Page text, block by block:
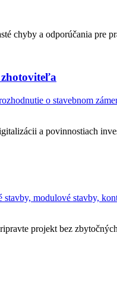
chyby a odporúčania pre
o stavebnom
a povinnostiach
modulové stavby,
projekt bez